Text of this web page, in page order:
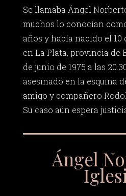
Se llamaba Ángel
muchos lo conocían
años y había nacido el 10
en La Plata, provincia de
de junio de 1975 a las
asesinado en la esquina
amigo y compañero
Su caso aún espera
Ángel